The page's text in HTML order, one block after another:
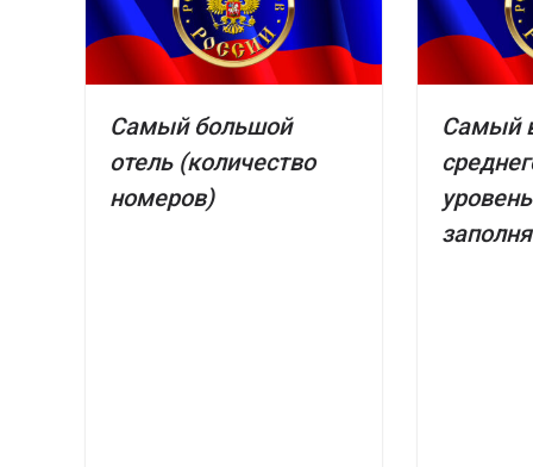
Самый большой
отель (количество
номеров)
Самый
уровень